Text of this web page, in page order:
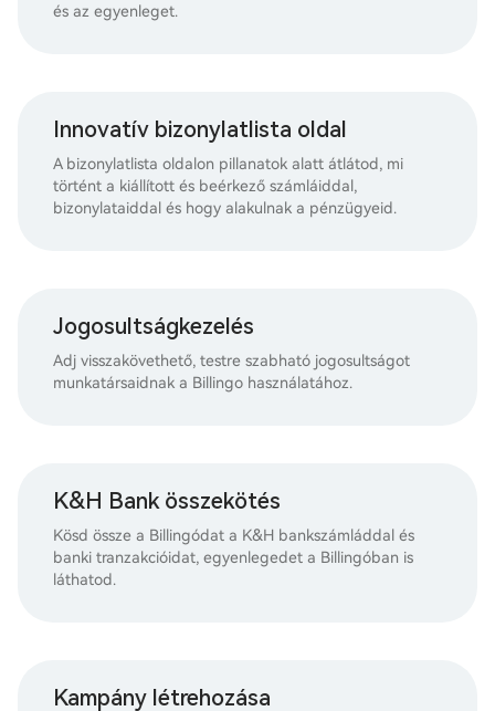
és az egyenleget.
Innovatív bizonylatlista oldal
A bizonylatlista oldalon pillanatok alatt átlátod, mi
történt a kiállított és beérkező számláiddal,
bizonylataiddal és hogy alakulnak a pénzügyeid.
Jogosultságkezelés
Adj visszakövethető, testre szabható jogosultságot
munkatársaidnak a Billingo használatához.
K&H Bank összekötés
Kösd össze a Billingódat a K&H bankszámláddal és
banki tranzakcióidat, egyenlegedet a Billingóban is
láthatod.
Kampány létrehozása